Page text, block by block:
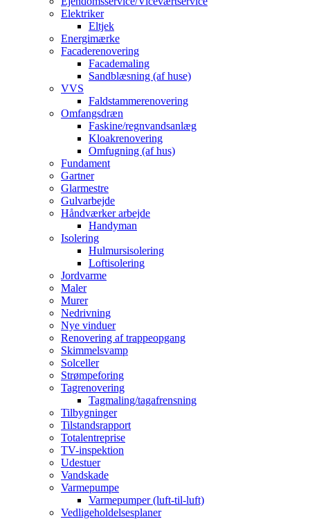
Elektriker
Eltjek
Energimærke
Facaderenovering
Facademaling
Sandblæsning (af huse)
VVS
Faldstammerenovering
Omfangsdræn
Faskine/regnvandsanlæg
Kloakrenovering
Omfugning (af hus)
Fundament
Gartner
Glarmestre
Gulvarbejde
Håndværker arbejde
Handyman
Isolering
Hulmursisolering
Loftisolering
Jordvarme
Maler
Murer
Nedrivning
Nye vinduer
Renovering af trappeopgang
Skimmelsvamp
Solceller
Strømpeforing
Tagrenovering
Tagmaling/tagafrensning
Tilbygninger
Tilstandsrapport
Totalentreprise
TV-inspektion
Udestuer
Vandskade
Varmepumpe
Varmepumper (luft-til-luft)
Vedligeholdelsesplaner